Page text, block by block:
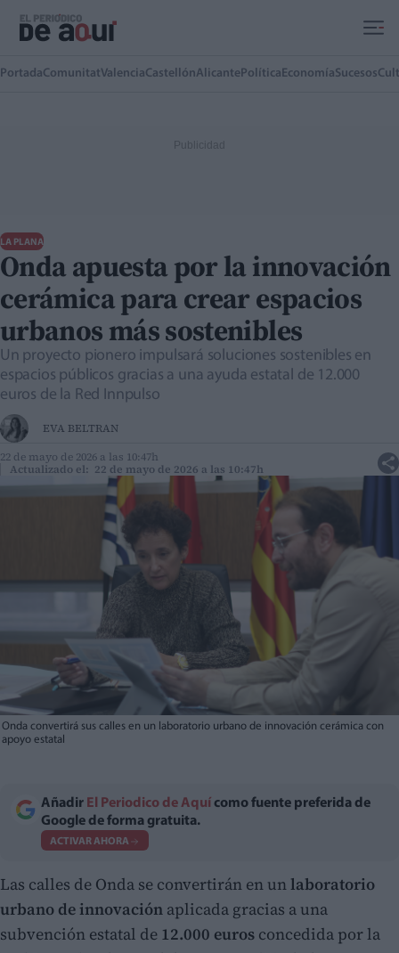
PortadaComunitatValenciaCastellónAlicante Política EconomíaSucesos
LA PLANA
Onda apuesta por la innovación
cerámica para crear espacios
urbanos más sostenibles
Un proyecto pionero impulsará soluciones sostenibles en
espacios públicos gracias a una ayuda estatal de 12.000
euros de la Red Innpulso
EVA BELTRAN
22 de mayo de 2026 a las 10:47h
Actualizado el: 22 de mayo de 2026 a las 10:47h
Onda convertirá sus calles en un laboratorio urbano de innovación cerámica con
apoyo estatal
Añadir El Periodico de Aquí como fuente preferida de
Google de forma gratuita.
ACTIVAR AHORA
Las calles de Onda se convertirán en unlaboratorio
urbano de innovación aplicada gracias a una
subvención estatal de 12.000 euros concedida por la